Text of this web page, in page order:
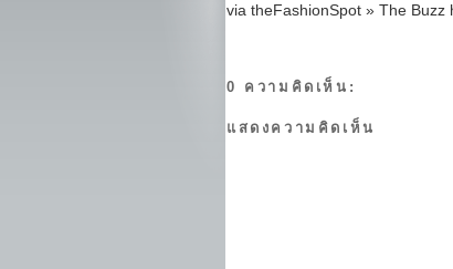
via theFashionSpot » The Buzz
0 ความคิดเห็น:
แสดงความคิดเห็น